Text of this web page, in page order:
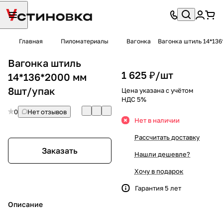
Главная Пиломатериалы Вагонка Вагонка штиль
Вагонка штиль
14*136*2000 мм
8шт/упак
0 Нет отзывов
Заказать
Описание
1 625 ₽/шт
Цена указана с учётом
НДС 5%
Нет в наличии
Рассчитать доставку
Нашли дешевле?
Хочу в подарок
Гарантия 5 лет